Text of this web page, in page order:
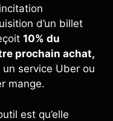
d’un billet
10% du
prochain achat,
service Uber ou
mange.
est qu’elle